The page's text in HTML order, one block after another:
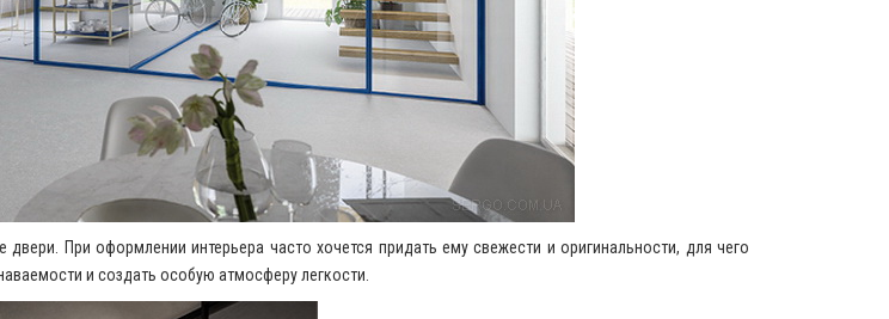
При оформлении интерьера часто хочется придать ему свежести и оригинальности, для чего
и создать особую атмосферу легкости.